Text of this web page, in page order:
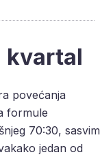
kvartal
povećanja
formule
70:30, sasvim
jedan od